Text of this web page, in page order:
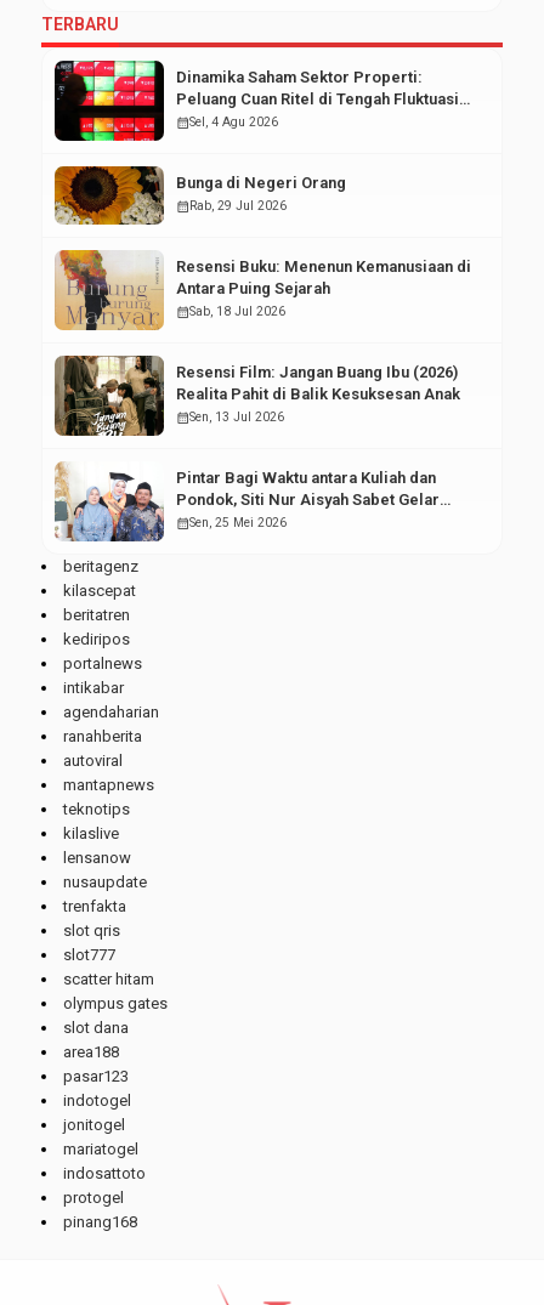
TERBARU
Dinamika Saham Sektor Properti:
Peluang Cuan Ritel di Tengah Fluktuasi
Pasar Modal
calendar_monthSel, 4 Agu 2026
Bunga di Negeri Orang
calendar_month Rab, 29 Jul 2026
Resensi Buku: Menenun Kemanusiaan di
Antara Puing Sejarah
calendar_monthSab, 18 Jul 2026
Resensi Film: Jangan Buang Ibu (2026)
Realita Pahit di Balik Kesuksesan Anak
calendar_monthSen, 13 Jul 2026
Pintar Bagi Waktu antara Kuliah dan
Pondok, Siti Nur Aisyah Sabet Gelar
Wisudawan Terbaik
calendar_monthSen, 25 Mei 2026
beritagenz
kilascepat
beritatren
kediripos
portalnews
intikabar
agendaharian
ranahberita
autoviral
mantapnews
teknotips
kilaslive
lensanow
nusaupdate
trenfakta
slot qris
slot777
scatter hitam
olympus gates
slot dana
area188
pasar123
indotogel
jonitogel
mariatogel
indosattoto
protogel
pinang168